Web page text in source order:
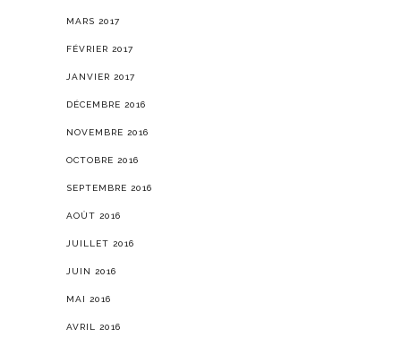
MARS 2017
FÉVRIER 2017
JANVIER 2017
DÉCEMBRE 2016
NOVEMBRE 2016
OCTOBRE 2016
SEPTEMBRE 2016
AOÛT 2016
JUILLET 2016
JUIN 2016
MAI 2016
AVRIL 2016